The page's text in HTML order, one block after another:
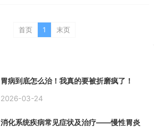
首页 1 末页
胃病到底怎么治！我真的要被折磨疯了！
2026-03-24
消化系统疾病常见症状及治疗——慢性胃炎